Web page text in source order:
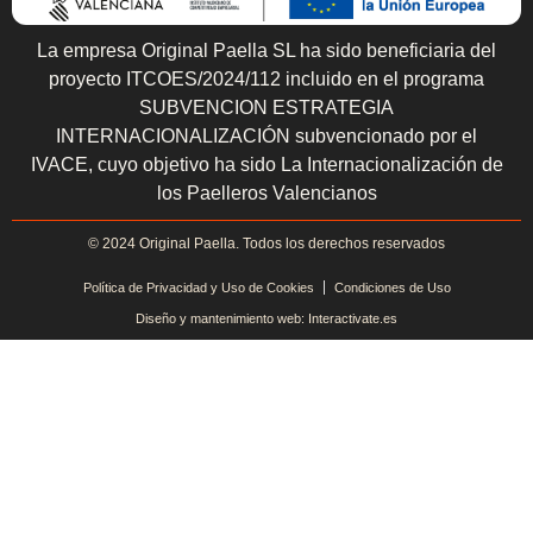
La empresa Original Paella SL ha sido beneficiaria del
proyecto ITCOES/2024/112 incluido en el programa
SUBVENCION ESTRATEGIA
INTERNACIONALIZACIÓN subvencionado por el
IVACE, cuyo objetivo ha sido La Internacionalización de
los Paelleros Valencianos
© 2024 Original Paella. Todos los derechos reservados
Política de Privacidad y Uso de Cookies Condiciones de Uso
Diseño y mantenimiento web: Interactivate.es